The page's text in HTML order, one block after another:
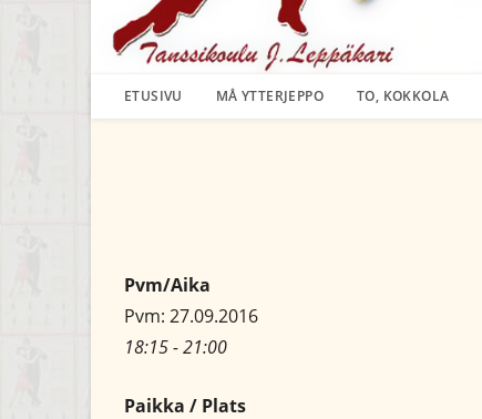
ETUSIVU MÅ YTTERJEPPO TO, KOKKOLA
Pvm/Aika
Pvm: 27.09.2016
18:15 - 21:00
Paikka / Plats